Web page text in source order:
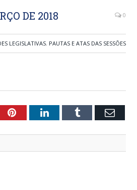
DE 2018 0
LEGISLATIVAS, PAUTAS E ATAS DAS SESSÕES
PinterestLinkedInTumblr Email